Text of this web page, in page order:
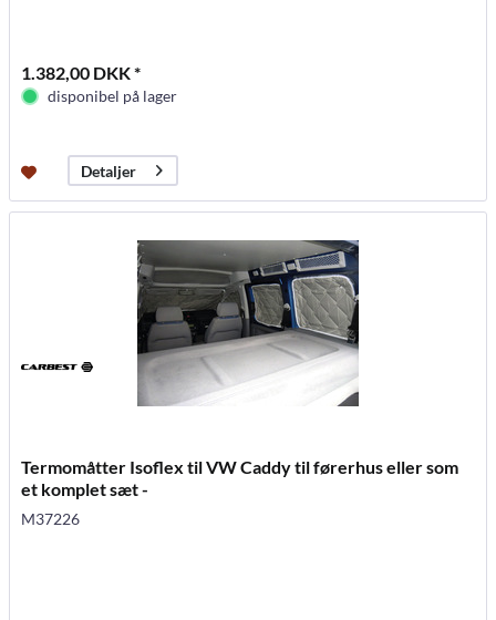
1.382,00 DKK *
disponibel på lager
Detaljer
Termomåtter Isoflex til VW Caddy til førerhus eller som
et komplet sæt -
M37226